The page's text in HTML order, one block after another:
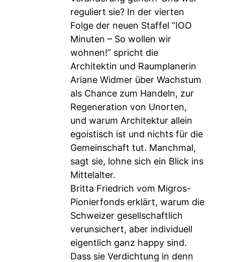
reguliert sie? In der vierten
Folge der neuen Staffel “IOO
Minuten – So wollen wir
wohnen!” spricht die
Architektin und Raumplanerin
Ariane Widmer über Wachstum
als Chance zum Handeln, zur
Regeneration von Unorten,
und warum Architektur allein
egoistisch ist und nichts für die
Gemeinschaft tut. Manchmal,
sagt sie, lohne sich ein Blick ins
Mittelalter.
Britta Friedrich vom Migros-
Pionierfonds erklärt, warum die
Schweizer gesellschaftlich
verunsichert, aber individuell
eigentlich ganz happy sind.
Dass sie Verdichtung in denn